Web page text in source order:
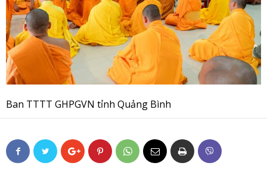
Ban TTTT GHPGVN tỉnh Quảng Bình